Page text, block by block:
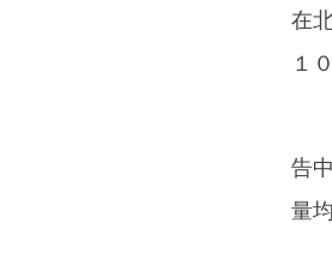
在
１
告
量